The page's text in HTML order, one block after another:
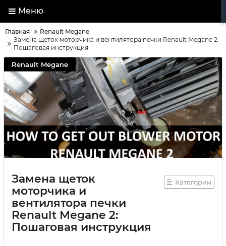
Меню
Главная
Renault Megane
Замена щеток моторчика и вентилятора печки Renault Megane 2:
Пошаговая инструкция
Renault Megane
Замена щеток
моторчика и
вентилятора печки
Renault Megane 2:
Пошаговая инструкция
Категории